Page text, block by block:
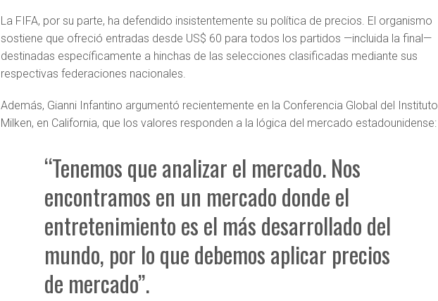
La FIFA, por su parte, ha defendido insistentemente su política de precios. El organismo
sostiene que ofreció entradas desde US$ 60 para todos los partidos —incluida la final—
destinadas específicamente a hinchas de las selecciones clasificadas mediante sus
respectivas federaciones nacionales.
Además, Gianni Infantino argumentó recientemente en la Conferencia Global del Instituto
Milken, en California, que los valores responden a la lógica del mercado estadounidense:
“Tenemos que analizar el mercado. Nos
encontramos en un mercado donde el
entretenimiento es el más desarrollado del
mundo, por lo que debemos aplicar precios
de mercado”.